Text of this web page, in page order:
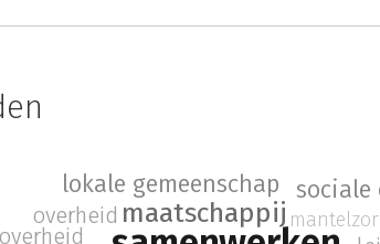
maatschappij
lokale gemeenschap sociale
overheid
overheid